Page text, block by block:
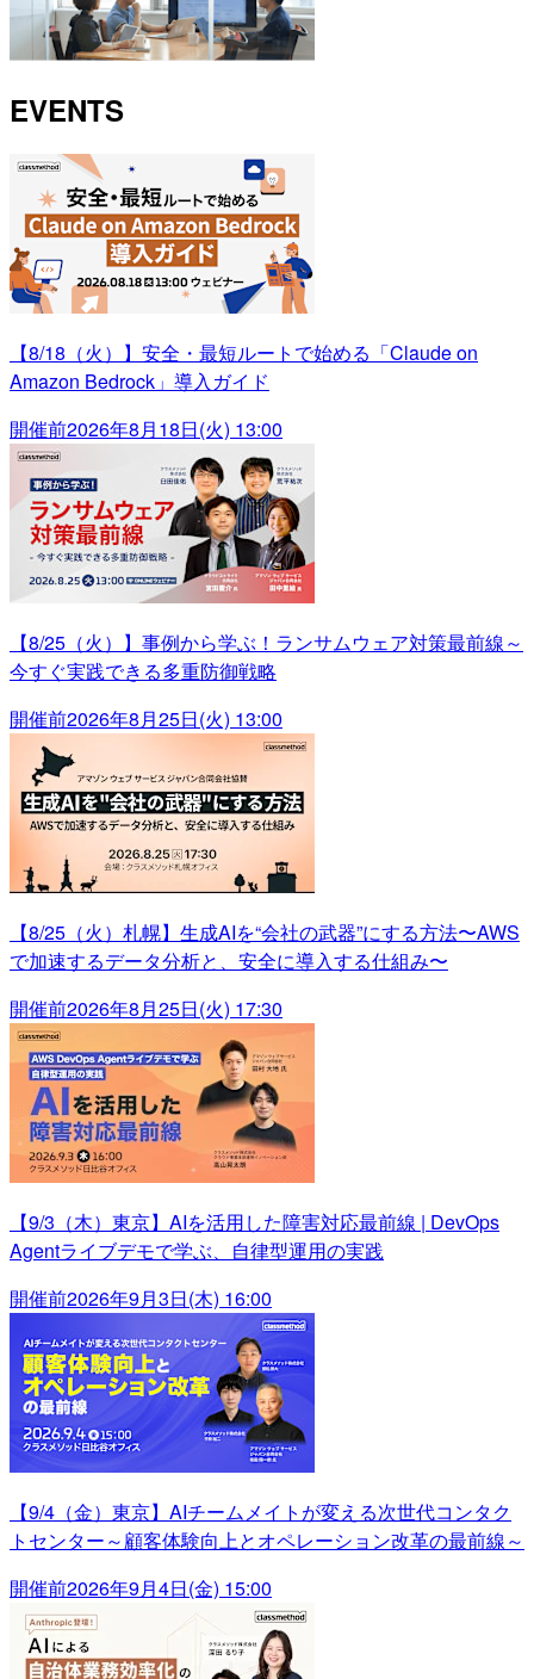
EVENTS
【8/18（火）】安全・最短ルートで始める「Claude on
Amazon Bedrock」導入ガイド
開催前2026年8月18日(火) 13:00
【8/25（火）】事例から学ぶ！ランサムウェア対策最前線～
今すぐ実践できる多重防御戦略
開催前2026年8月25日(火) 13:00
【8/25（火）札幌】生成AIを“会社の武器”にする方法〜AWS
で加速するデータ分析と、安全に導入する仕組み〜
開催前2026年8月25日(火) 17:30
【9/3（木）東京】AIを活用した障害対応最前線 | DevOps
Agentライブデモで学ぶ、自律型運用の実践
開催前2026年9月3日(木) 16:00
【9/4（金）東京】AIチームメイトが変える次世代コンタク
トセンター～顧客体験向上とオペレーション改革の最前線～
開催前2026年9月4日(金) 15:00